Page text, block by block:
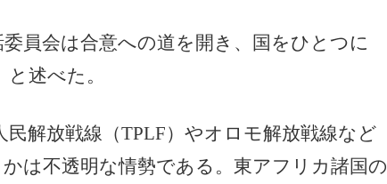
員会は合意への道を開き、国をひとつに
述べた。
解放戦線（TPLF）やオロモ解放戦線など
は不透明な情勢である。東アフリカ諸国の